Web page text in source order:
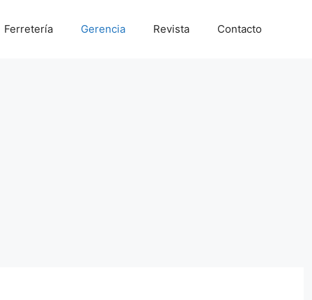
Ferretería Gerencia Revista Contacto